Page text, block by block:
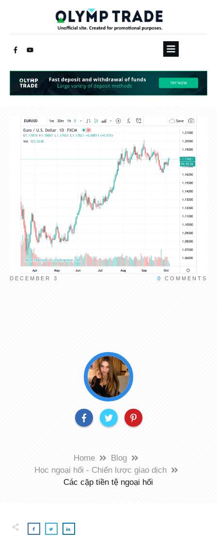
DECEMBER 3 0 COMMENTS
Lorraine Longman
Home
Blog
Học ngoại hối - Chiến lược giao dịch
Các cặp tiền tệ ngoại hối